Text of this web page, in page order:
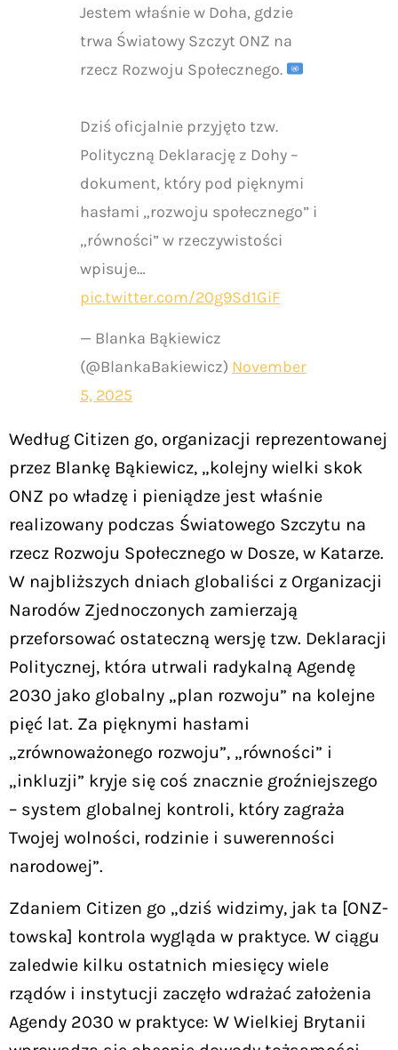
Jestem właśnie w Doha, gdzie
trwa Światowy Szczyt ONZ na
rzecz Rozwoju Społecznego.
Dziś oficjalnie przyjęto tzw.
Polityczną Deklarację z Dohy –
dokument, który pod pięknymi
hasłami „rozwoju społecznego” i
„równości” w rzeczywistości
wpisuje…
pic.twitter.com/20g9Sd1GiF
— Blanka Bąkiewicz
(@BlankaBakiewicz) November
5, 2025
Według Citizen go, organizacji reprezentowanej
przez Blankę Bąkiewicz, „kolejny wielki skok
ONZ po władzę i pieniądze jest właśnie
realizowany podczas Światowego Szczytu na
rzecz Rozwoju Społecznego w Dosze, w Katarze.
W najbliższych dniach globaliści z Organizacji
Narodów Zjednoczonych zamierzają
przeforsować ostateczną wersję tzw. Deklaracji
Politycznej, która utrwali radykalną Agendę
2030 jako globalny „plan rozwoju” na kolejne
pięć lat. Za pięknymi hasłami
„zrównoważonego rozwoju”, „równości” i
„inkluzji” kryje się coś znacznie groźniejszego
– system globalnej kontroli, który zagraża
Twojej wolności, rodzinie i suwerenności
narodowej”.
Zdaniem Citizen go „dziś widzimy, jak ta [ONZ-
towska] kontrola wygląda w praktyce. W ciągu
zaledwie kilku ostatnich miesięcy wiele
rządów i instytucji zaczęło wdrażać założenia
Agendy 2030 w praktyce: W Wielkiej Brytanii